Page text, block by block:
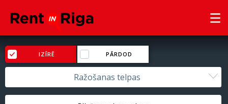
IZĪRĒ PĀRDOD
Ražošanas telpas